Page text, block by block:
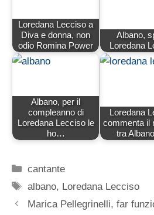
Loredana Lecciso a
Diva e donna, non
odio Romina Power
Albano,
Loredana
Albano, per il
compleanno di
Loredana Lecciso le
ho…
Loredana
commenta il
tra
Categorie
cantante
Tag
albano, Loredana Lecciso
Marica Pellegrinelli, far